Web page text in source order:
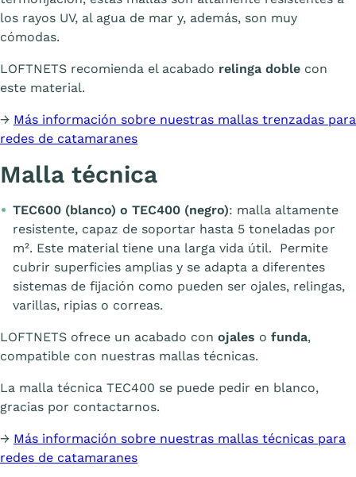
los rayos UV, al agua de mar y, además, son muy
cómodas.
LOFTNETS recomienda el acabado relinga doble con
este material.
→ Más información sobre nuestras mallas trenzadas para
redes de catamaranes
Malla técnica
TEC600 (blanco) o TEC400 (negro): malla altamente
resistente, capaz de soportar hasta 5 toneladas por
m². Este material tiene una larga vida útil. Permite
cubrir superficies amplias y se adapta a diferentes
sistemas de fijación como pueden ser ojales, relingas,
varillas, ripias o correas.
LOFTNETS ofrece un acabado con ojales o funda,
compatible con nuestras mallas técnicas.
La malla técnica TEC400 se puede pedir en blanco,
gracias por contactarnos.
→ Más información sobre nuestras mallas técnicas para
redes de catamaranes